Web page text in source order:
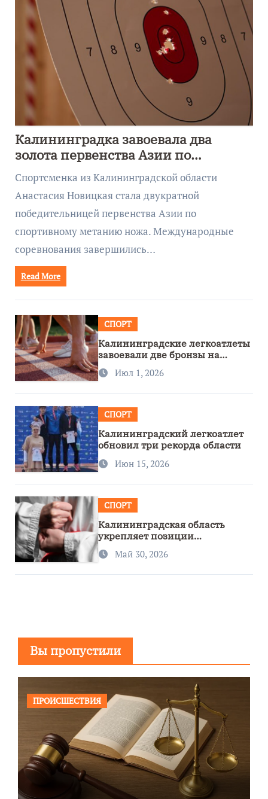
Калининградка завоевала два
золота первенства Азии по
метанию ножа
Спортсменка из Калининградской области
Анастасия Новицкая стала двукратной
победительницей первенства Азии по
спортивному метанию ножа. Международные
соревнования завершились…
Read More
СПОРТ
Калининградские легкоатлеты
завоевали две бронзы на
первенстве России
Июл 1, 2026
СПОРТ
Калининградский легкоатлет
обновил три рекорда области
Июн 15, 2026
СПОРТ
Калининградская область
укрепляет позиции
спортивного региона
Май 30, 2026
Вы пропустили
ПРОИСШЕСТВИЯ